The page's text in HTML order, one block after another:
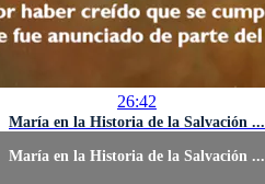
26:42
María en la Historia de la Salvación ...
María en la Historia de la Salvación ...